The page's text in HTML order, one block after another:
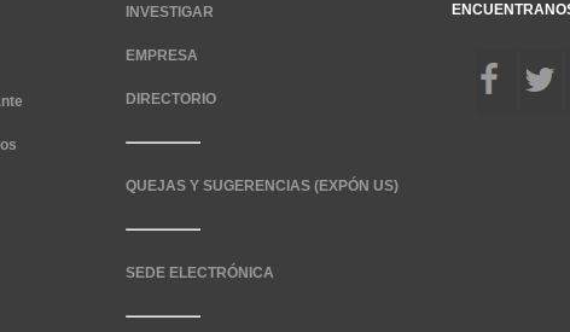
INVESTIGAR
EMPRESA
DIRECTORIO
QUEJAS Y SUGERENCIAS (EXPÓN US)
SEDE ELECTRÓNICA